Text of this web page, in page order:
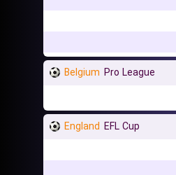
Belgium Pro League
England EFL Cup